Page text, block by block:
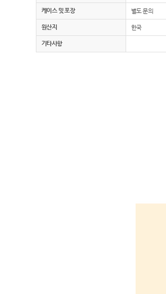
케이스 및 포장 별도 문의
원산지 한국
기타사항